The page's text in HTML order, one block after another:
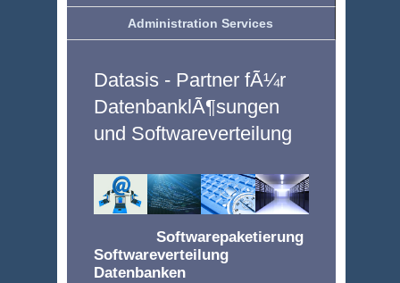
Administration Services
Datasis - Partner fÃ¼r
DatenbanklÃ¶sungen
und Softwareverteilung
Softwarepaketierung
Softwareverteilung
Datenbanken